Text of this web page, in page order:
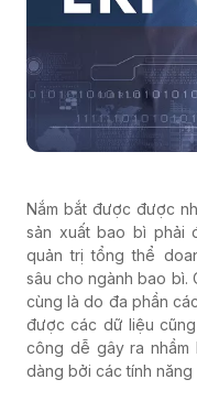
Nắm bắt được được
sản xuất bao bì phải
quản trị tổng thể
sâu cho ngành bao bì.
cùng là do đa phần
được các dữ liệu
công dễ gây ra
dàng bởi các tính năng